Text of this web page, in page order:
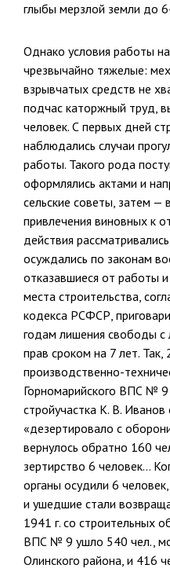
глыбы мерзлой земли до
Однако условия работы
чрезвычайно тяжелые:
взрывчатых средств не
подчас каторжный труд,
человек. С первых дней
наблюда­лись случаи
работы. Такого рода
оформлялись актами и
сельские советы, затем —
привлече­ния виновных к
действия
осуждались по законам
отказавшиеся от работы
места строитель­ства,
кодекса РСФСР,
годам лишения свободы с
прав сроком на 7 лет. Так,
производственно-­
Горномарийского ВПС № 9
стройучастка К. В.
«дезертировало с
вернулось обратно 160
зертирство 6 человек…
органы осудили 6
и ушедшие стали
1941 г. со строительных
ВПС № 9 ушло 540 чел.,
Олинского района, и 416